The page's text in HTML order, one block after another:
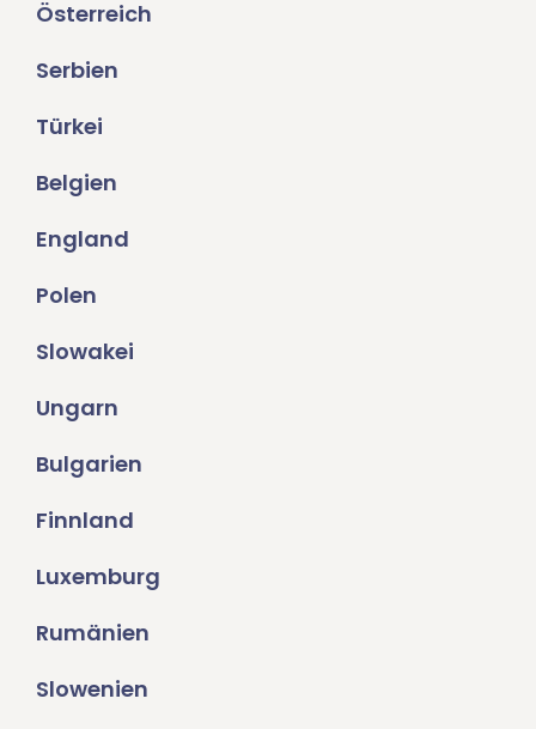
Österreich
Serbien
Türkei
Belgien
England
Polen
Slowakei
Ungarn
Bulgarien
Finnland
Luxemburg
Rumänien
Slowenien